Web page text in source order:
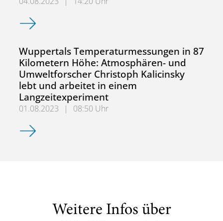
Den Treibhausgasen auf der Spur: Forschungsflugzeug
Wuppertals Temperaturmessungen in 87
Kilometern Höhe: Atmosphären- und
Umweltforscher Christoph Kalicinsky
lebt und arbeitet in einem
Langzeitexperiment
01.08.2023 |
08:50 Uhr
Wuppertals Temperaturmessungen in 87 Kilometern
Weitere Infos über